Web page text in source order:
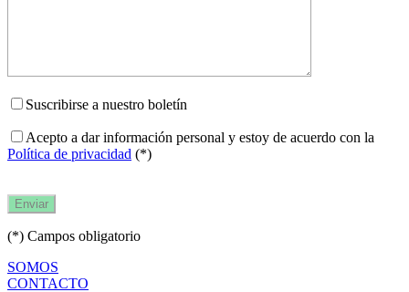
Suscribirse a nuestro boletín
Acepto a dar información personal y estoy de acuerdo con la
Política de privacidad (*)
(*) Campos obligatorio
SOMOS
CONTACTO